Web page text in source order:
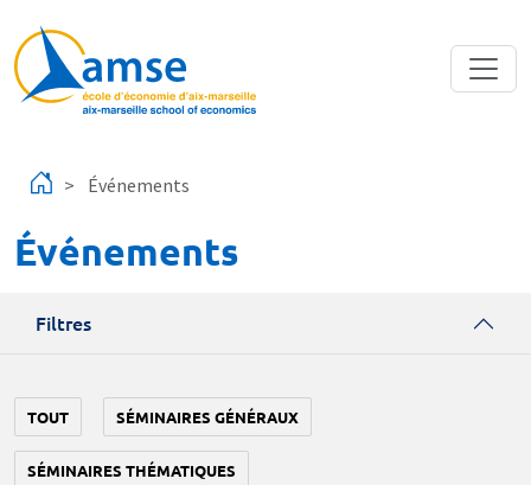
Événements
Événements
Filtres
TOUT SÉMINAIRES GÉNÉRAUX
SÉMINAIRES THÉMATIQUES